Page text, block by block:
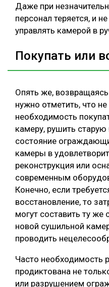
Даже при
персонал теряется, и
управлять камерой в
Покупать или
Опять же,
нужно отметить, что не
необходимость
камеру, рушить
состояние
камеры в
реконструкция или
современным
Конечно, если
восстановление, то
могут составить ту же
новой сушильной
проводить
Часто необходимость
продиктована не
или разрушением